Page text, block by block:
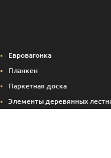
Евровагонка
Планкен
Паркетная доска
Элементы деревянных